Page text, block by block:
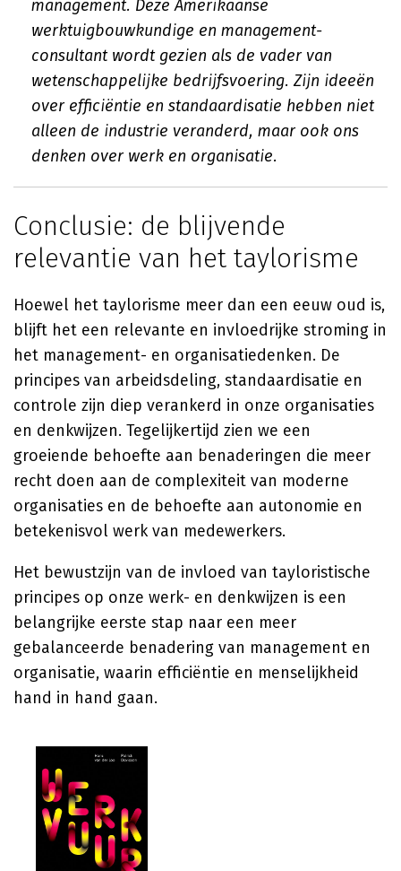
management. Deze Amerikaanse
werktuigbouwkundige en management-
consultant wordt gezien als de vader van
wetenschappelijke bedrijfsvoering. Zijn ideeën
over efficiëntie en standaardisatie hebben niet
alleen de industrie veranderd, maar ook ons
denken over werk en organisatie.
Conclusie: de blijvende
relevantie van het taylorisme
Hoewel het taylorisme meer dan een eeuw oud is,
blijft het een relevante en invloedrijke stroming in
het management- en organisatiedenken. De
principes van arbeidsdeling, standaardisatie en
controle zijn diep verankerd in onze organisaties
en denkwijzen. Tegelijkertijd zien we een
groeiende behoefte aan benaderingen die meer
recht doen aan de complexiteit van moderne
organisaties en de behoefte aan autonomie en
betekenisvol werk van medewerkers.
Het bewustzijn van de invloed van tayloristische
principes op onze werk- en denkwijzen is een
belangrijke eerste stap naar een meer
gebalanceerde benadering van management en
organisatie, waarin efficiëntie en menselijkheid
hand in hand gaan.